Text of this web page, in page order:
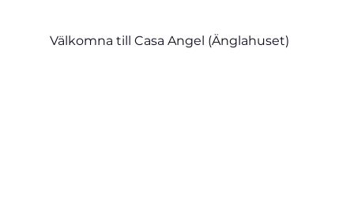
Välkomna till Casa Angel (Änglahuset)